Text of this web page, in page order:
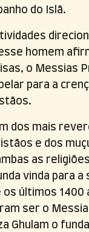
do Islã.
homem
o Messias
para a
dos mais
e dos
as
vinda para a
os últimos 1400
ser o
Ghulam o